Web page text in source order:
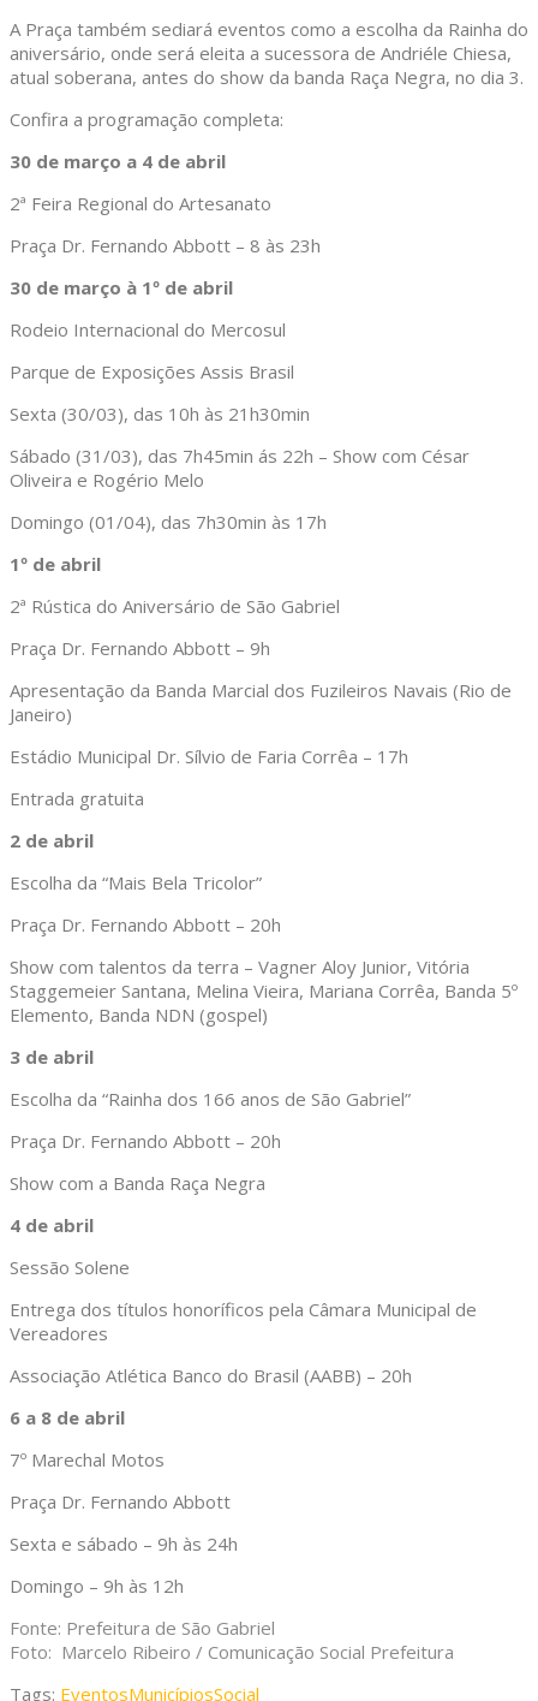
A Praça também sediará eventos como a escolha da Rainha do
aniversário, onde será eleita a sucessora de Andriéle Chiesa,
atual soberana, antes do show da banda Raça Negra, no dia 3.
Confira a programação completa:
30 de março a 4 de abril
2ª Feira Regional do Artesanato
Praça Dr. Fernando Abbott – 8 às 23h
30 de março à 1º de abril
Rodeio Internacional do Mercosul
Parque de Exposições Assis Brasil
Sexta (30/03), das 10h às 21h30min
Sábado (31/03), das 7h45min ás 22h – Show com César
Oliveira e Rogério Melo
Domingo (01/04), das 7h30min às 17h
1º de abril
2ª Rústica do Aniversário de São Gabriel
Praça Dr. Fernando Abbott – 9h
Apresentação da Banda Marcial dos Fuzileiros Navais (Rio de
Janeiro)
Estádio Municipal Dr. Sílvio de Faria Corrêa – 17h
Entrada gratuita
2 de abril
Escolha da “Mais Bela Tricolor”
Praça Dr. Fernando Abbott – 20h
Show com talentos da terra – Vagner Aloy Junior, Vitória
Staggemeier Santana, Melina Vieira, Mariana Corrêa, Banda 5º
Elemento, Banda NDN (gospel)
3 de abril
Escolha da “Rainha dos 166 anos de São Gabriel”
Praça Dr. Fernando Abbott – 20h
Show com a Banda Raça Negra
4 de abril
Sessão Solene
Entrega dos títulos honoríficos pela Câmara Municipal de
Vereadores
Associação Atlética Banco do Brasil (AABB) – 20h
6 a 8 de abril
7º Marechal Motos
Praça Dr. Fernando Abbott
Sexta e sábado – 9h às 24h
Domingo – 9h às 12h
Fonte: Prefeitura de São Gabriel
Foto: Marcelo Ribeiro / Comunicação Social Prefeitura
Tags: EventosMunicípiosSocial